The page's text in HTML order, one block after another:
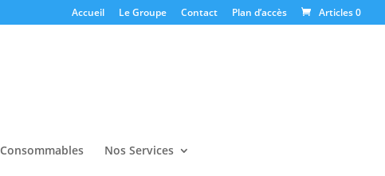
Accueil Le Groupe Contact Plan d’accès Articles 0
Consommables Nos Services